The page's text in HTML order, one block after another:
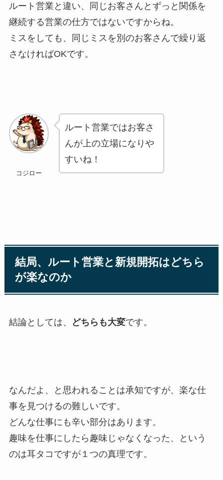
ルート営業と違い、同じお客さんとずっと関係を
継続する営業の仕方ではないですからね。
ミスをしても、同じミスを別のお客さんで繰り返
さなければOKです。
コジロー
ルート営業ではお客さ
んが上の立場になりや
すいね！
結局、ルート営業と新規開拓はどちら
が楽なのか
結論としては、 どちらも大変です。
なんだよ、と思われることは承知ですが、楽な仕
事を見つけるの難しいです。
どんな仕事にも辛い部分はあります。
趣味を仕事にしたら趣味じゃなくなった、という
のは耳タコですが１つの真理です。